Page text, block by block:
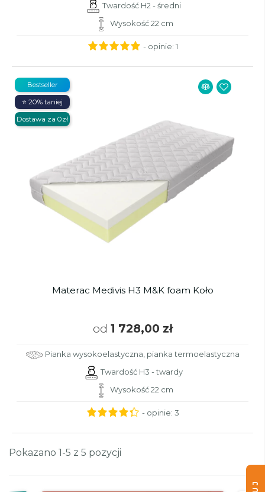
Twardość H2 - średni
Wysokość 22 cm
- opinie: 1
Materac Medivis H3 M&K foam Koło
od 1 728,00 zł
Pianka wysokoelastyczna, pianka termoelastyczna
Twardość H3 - twardy
Wysokość 22 cm
Bestseller
⭐ 20% taniej
Dostawa za 0zł
- opinie: 3
Pokazano 1-5 z 5 pozycji